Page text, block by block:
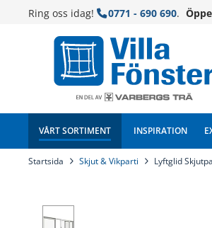
Ring oss idag! 0771 - 690 690.
VÅRT SORTIMENT INSPIRATION
Startsida Skjut & Vikparti Lyftglid